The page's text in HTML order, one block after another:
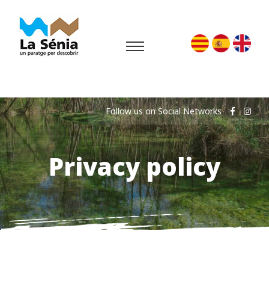
Privacy policy
Follow us on Social Networks